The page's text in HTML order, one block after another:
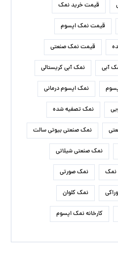
قیمت خرید نمک
قیمت نمک اپسوم
قیمت نمک صنعتی
آبی نمک آبی کریستالی
نمک اپسوم درمانی
نمک تصفیه شده
نمک صنعتی بیوتی سالت
نمک صنعتی شیلاتی
نمک نمک صورتی
نمک کلوان
کارخانه نمک اپسوم